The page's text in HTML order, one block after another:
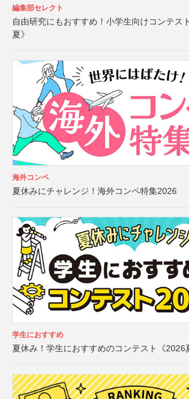
編集部セレクト
自由研究にもおすすめ！小学生向けコンテス
夏》
海外コンペ
夏休みにチャレンジ！海外コンペ特集2026
学生におすすめ
夏休み！学生におすすめのコンテスト《2026